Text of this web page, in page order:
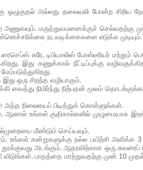
அல்லது தலைவலி போன்ற சிறிய
அணுகவும். மருத்துவமனைக்குச் செல்வதற்கு
நடவடிக்கைகளை எடுக்க முடியும்.
சுரே, டிபியாலிஸ் போஸ்டீரியர்
இது கணுக்கால் நீட்டிப்புக்கு
ஒரு சிறந்த வழியாகும்.
நிமிர்ந்து நிற்பதன் மூலம்
அந்த நிலையைப் பிடித்துக் கொள்ளுங்கள்.
ஆனால் உங்கள் குதிகால்களில் முழுமையாக
மீண்டும் செய்யவும்.
கன்றுகளுக்கு நல்ல பயிற்சி அளிக்க
அடங்கும். ஆதரவிற்காக ஒரு
பாதத்தை மாற்றுவதற்கு முன் 10